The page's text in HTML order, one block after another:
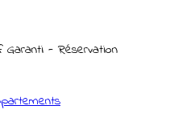
- Réservation